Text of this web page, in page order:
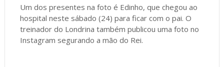
Um dos presentes na foto é Edinho, que chegou ao
hospital neste sábado (24) para ficar com o pai. O
treinador do Londrina também publicou uma foto no
Instagram segurando a mão do Rei.